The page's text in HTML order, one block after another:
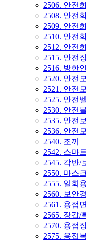
2506. 안전
2508. 안전
2509. 안전
2510. 안전
2512. 안전
2515. 안전
2516. 방한
2520. 안전
2521. 안전
2525. 안전
2530. 안전
2535. 안전
2536. 안전
2540. 조끼
2542. 스마
2545. 각반/
2550. 마스크
2555. 일회
2560. 보안
2561. 용접
2565. 장갑/
2570. 용접
2575. 용접복